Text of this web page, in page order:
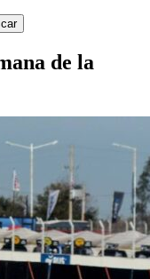
de la